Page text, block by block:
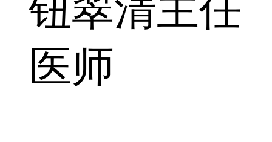
钮翠清主任
医师